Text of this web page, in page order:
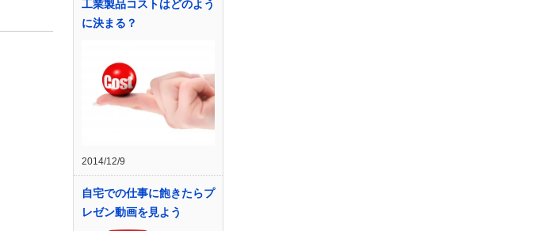
工業製品コストはどのよう
に決まる？
2014/12/9
自宅での仕事に飽きたらプ
レゼン動画を見よう